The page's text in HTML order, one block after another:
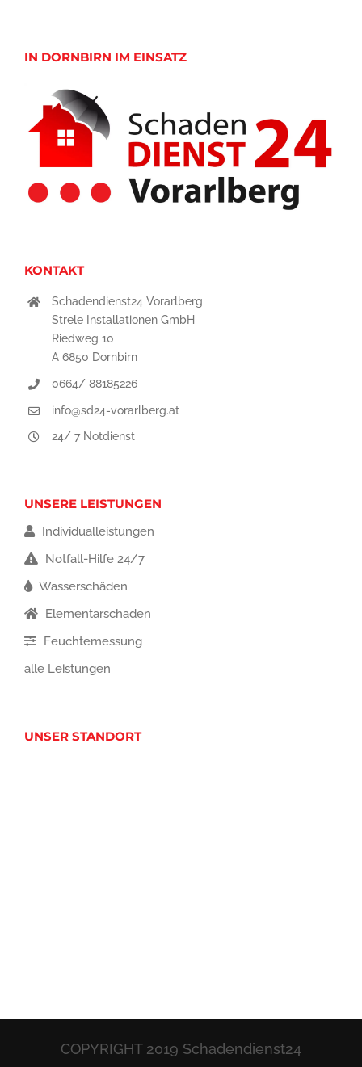
IN DORNBIRN IM EINSATZ
KONTAKT
Schadendienst24 Vorarlberg
Strele Installationen GmbH
Riedweg 10
A 6850 Dornbirn
0664/ 88185226
info@sd24-vorarlberg.at
24/ 7 Notdienst
UNSERE LEISTUNGEN
Individualleistungen
Notfall-Hilfe 24/7
Wasserschäden
Elementarschaden
Feuchtemessung
alle Leistungen
UNSER STANDORT
COPYRIGHT 2019 Schadendienst24